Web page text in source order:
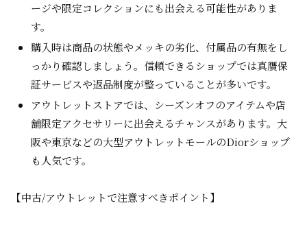
ージや限定コレクションにも出会える可能性がありま
す。
購入時は商品の状態やメッキの劣化、付属品の有無をし
っかり確認しましょう。信頼できるショップでは真贋保
証サービスや返品制度が整っていることが多いです。
アウトレットストアでは、シーズンオフのアイテムや店
舗限定アクセサリーに出会えるチャンスがあります。大
阪や東京などの大型アウトレットモールのDiorショップ
も人気です。
【中古/アウトレットで注意すべきポイント】